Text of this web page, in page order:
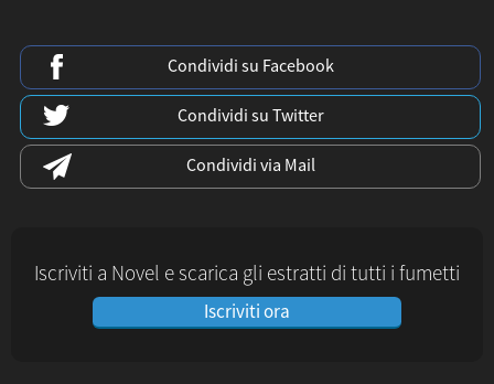
Condividi su Facebook
Condividi su Twitter
Condividi via Mail
Iscriviti a Novel e scarica gli estratti di tutti i fumetti
Iscriviti ora